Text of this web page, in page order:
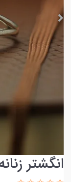
انگشتر